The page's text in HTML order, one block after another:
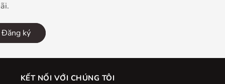
Đăng ký
KẾT NỐI VỚI CHÚNG TÔI